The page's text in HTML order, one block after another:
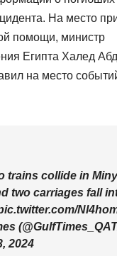
На место
помощи, министр
Египта Халед
на место
trains collide in
two carriages fall
2024